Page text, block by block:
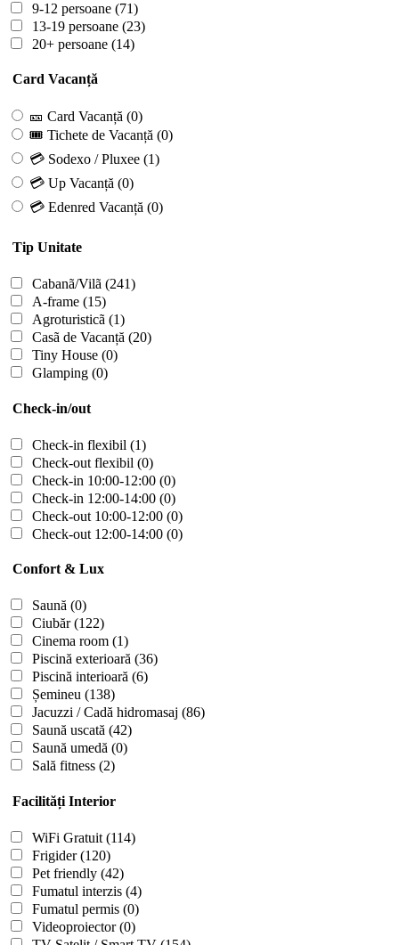
9-12 persoane (71)
13-19 persoane (23)
20+ persoane (14)
Card Vacanță
🎫 Card Vacanță (0)
🎟 Tichete de Vacanță (0)
💳 Sodexo / Pluxee (1)
💳 Up Vacanță (0)
💳 Edenred Vacanță (0)
Tip Unitate
Cabanã/Vilã (241)
A-frame (15)
Agroturisticã (1)
Casã de Vacanță (20)
Tiny House (0)
Glamping (0)
Check-in/out
Check-in flexibil (1)
Check-out flexibil (0)
Check-in 10:00-12:00 (0)
Check-in 12:00-14:00 (0)
Check-out 10:00-12:00 (0)
Check-out 12:00-14:00 (0)
Confort & Lux
Saună (0)
Ciubăr(122)
Cinema room (1)
Piscină exterioară (36)
Piscină interioară (6)
Șemineu (138)
Jacuzzi / Cadă hidromasaj (86)
Saună uscată (42)
Saună umedă (0)
Sală fitness (2)
Facilități Interior
WiFi Gratuit (114)
Frigider(120)
Pet friendly (42)
Fumatul interzis (4)
Fumatul permis (0)
Videoproiector(0)